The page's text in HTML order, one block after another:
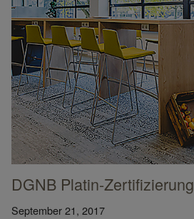
DGNB Platin-Zertifizierung
September 21, 2017